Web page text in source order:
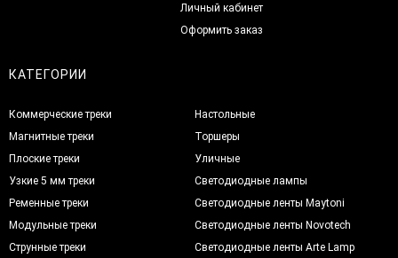
Личный кабинет
Оформить заказ
КАТЕГОРИИ
Коммерческие треки
Магнитные треки
Плоские треки
Узкие 5 мм треки
Ременные треки
Модульные треки
Струнные треки
Настольные
Торшеры
Уличные
Светодиодные лампы
Светодиодные ленты Maytoni
Светодиодные ленты Novotech
Светодиодные ленты Arte Lamp